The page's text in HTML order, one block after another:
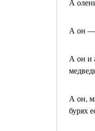
А
А он —
А он и
А он,
бурях